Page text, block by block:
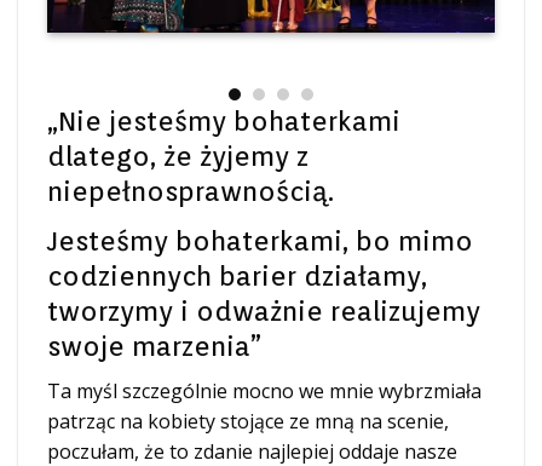
„Nie jesteśmy bohaterkami
dlatego, że żyjemy z
niepełnosprawnością.
Jesteśmy bohaterkami, bo mimo
codziennych barier działamy,
tworzymy i odważnie realizujemy
swoje marzenia”
Ta myśl szczególnie mocno we mnie wybrzmiała
patrząc na kobiety stojące ze mną na scenie,
poczułam, że to zdanie najlepiej oddaje nasze